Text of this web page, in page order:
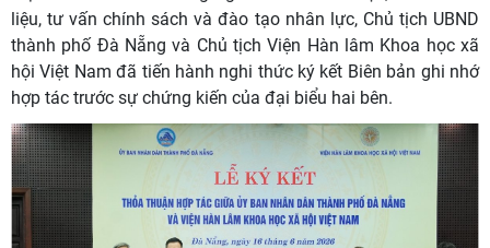
liệu, tư vấn chính sách và đào tạo nhân lực, Chủ tịch UBND
thành phố Đà Nẵng và Chủ tịch Viện Hàn lâm Khoa học xã
hội Việt Nam đã tiến hành nghi thức ký kết Biên bản ghi nhớ
hợp tác trước sự chứng kiến của đại biểu hai bên.